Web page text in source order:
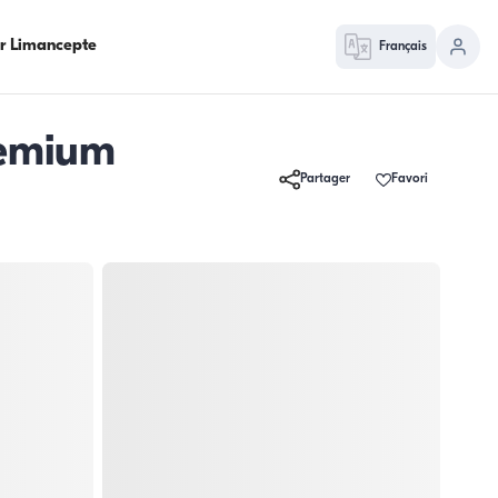
Limancepte Français
Partager Favori